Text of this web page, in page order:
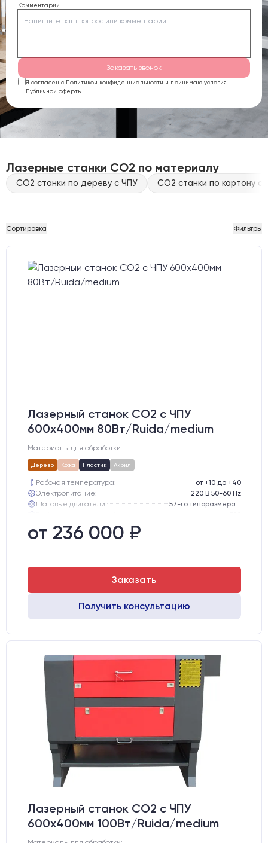
Комментарий
Заказать звонок
Я согласен с Политикой конфиденциальности и принимаю условия
Публичной оферты.
Лазерные станки CO2 по материалу
CO2 станки по дереву с ЧПУ CO2 станки по картону с
Сортировка Фильтры
Лазерный станок CO2 c ЧПУ
600х400мм 80Вт/Ruida/medium
Материалы для обработки:
Дерево Кожа Пластик Акрил
Рабочая температура:
от +10 до +40
Электропитание:
220 В 50-60 Hz
Шаговые двигатели:
Направляющие оси Y:
Направляющие оси Х:
от 236 000 ₽
Заказать
Получить консультацию
Лазерный станок CO2 c ЧПУ
600х400мм 100Вт/Ruida/medium